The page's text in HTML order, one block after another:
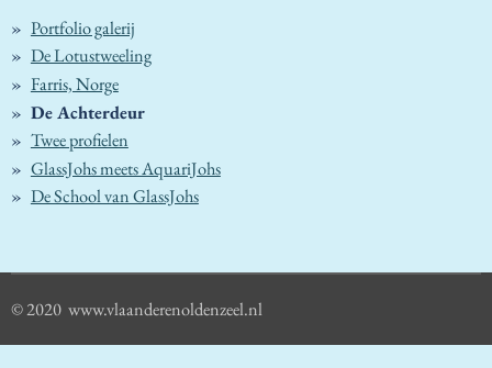
Portfolio galerij
De Lotustweeling
Farris, Norge
De Achterdeur
Twee profielen
GlassJohs meets AquariJohs
De School van GlassJohs
© 2020 www.vlaanderenoldenzeel.nl